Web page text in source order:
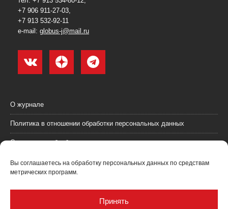
Вы соглашаетесь на обработку персональных данных по средствам
метрических программ.
Принять
+7 906 911-27-03,
+7 913 532-92-11
e-mail: globus-j@mail.ru
О журнале
Политика в отношении обработки персональных данных
Согласие на обработку персональных данных
Пользовательское соглашение (оферта)